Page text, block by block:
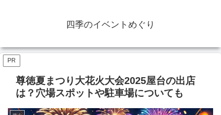
四季のイベントめぐり
PR
尊徳夏まつり大花火大会2025屋台の出店
は？穴場スポットや駐車場についても